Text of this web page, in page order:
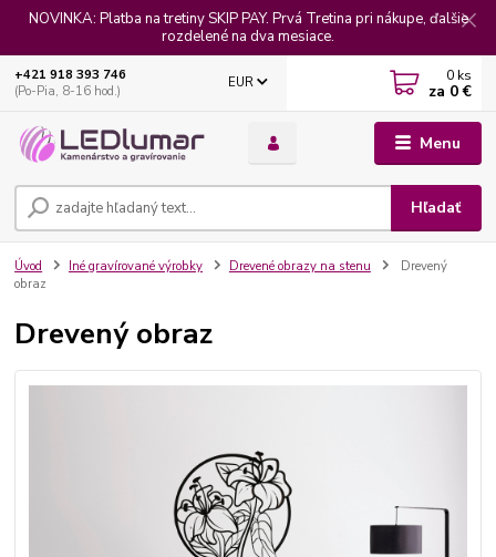
NOVINKA: Platba na tretiny SKIP PAY. Prvá Tretina pri nákupe, ďalšie
rozdelené na dva mesiace.
Menu
EUR
Hľadať
+421 918 393 746
(Po-Pia, 8-16 hod.)
0 ks
za 0 €
Úvod Iné gravírované výrobky Drevené obrazy na stenu
Drevený
obraz
Drevený obraz